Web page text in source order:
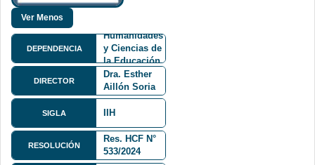
DEPENDENCIA
Humanidades
y Ciencias de
la Educación
FHCE
DIRECTOR
Dra. Esther
Aillón Soria
SIGLA IIH
RESOLUCIÓN
Res. HCF N°
533/2024
Av. 6 de
agosto 2118,
Casa